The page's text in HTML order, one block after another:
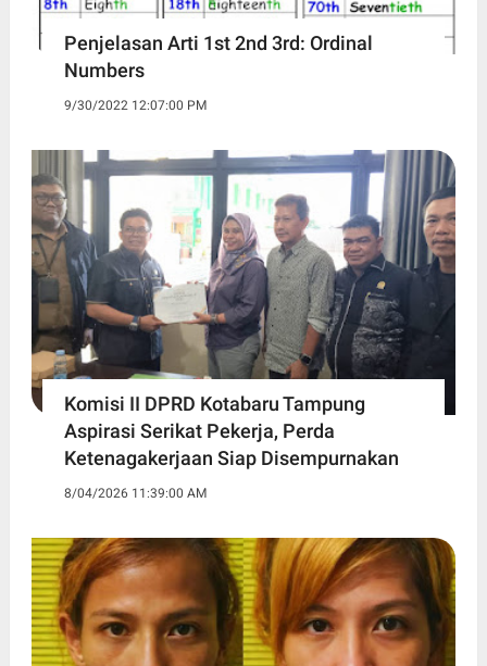
Penjelasan Arti 1st 2nd 3rd: Ordinal
Numbers
9/30/2022 12:07:00 PM
Komisi II DPRD Kotabaru Tampung
Aspirasi Serikat Pekerja, Perda
Ketenagakerjaan Siap Disempurnakan
8/04/2026 11:39:00 AM